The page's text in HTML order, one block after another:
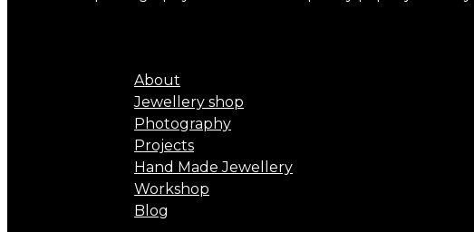
About
Jewellery shop
Photography
Projects
Hand Made Jewellery
Workshop
Blog